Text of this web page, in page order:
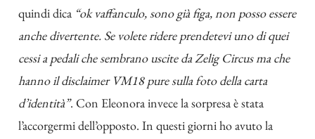
quindi dica “ok vaffanculo, sono già figa, non posso essere
anche divertente. Se volete ridere prendetevi uno di quei
cessi a pedali che sembrano uscite da Zelig Circus ma che
hanno il disclaimer VM18 pure sulla foto della carta
d’identità”. Con Eleonora invece la sorpresa è stata
l’accorgermi dell’opposto. In questi giorni ho avuto la